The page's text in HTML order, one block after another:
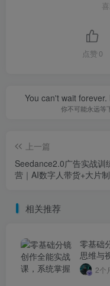
点赞 0
You can't wait
你不可能永远等
上一篇
Seedance2.0广告实战训
营｜AI数字人带货+大片制
相关推荐
零基础
思维与
技能2个